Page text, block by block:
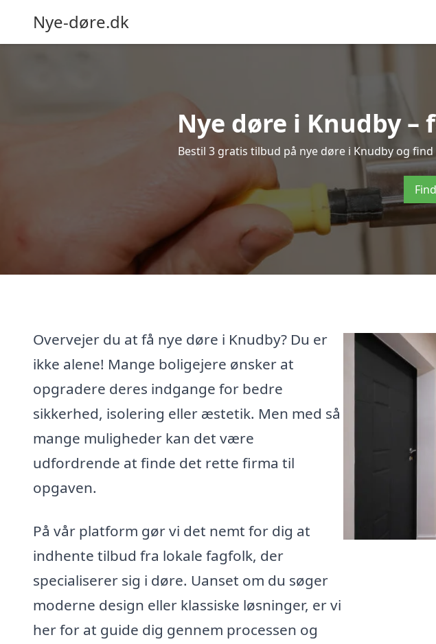
Nye-døre.dk
Nye døre i Knudby
Bestil 3 gratis tilbud på nye døre i Knudby og
Overvejer du at få nye døre i Knudby? Du er
ikke alene! Mange boligejere ønsker at
opgradere deres indgange for bedre
sikkerhed, isolering eller æstetik. Men med så
mange muligheder kan det være
udfordrende at finde det rette firma til
opgaven.
På vår platform gør vi det nemt for dig at
indhente tilbud fra lokale fagfolk, der
specialiserer sig i døre. Uanset om du søger
moderne design eller klassiske løsninger, er vi
her for at guide dig gennem processen og